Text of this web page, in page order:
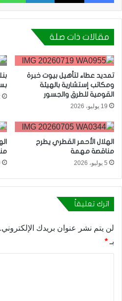
مقالات ذات صلة
تمديد عطاء لتأهيل بيوت خبرة
ومكاتب إستشارية بالهيئة
القومية للطرق والجسور
19 يوليو، 2026
الهلال الأحمر القطري يطرح
مناقصة مهمة
5 يوليو، 2026
اترك تعليقاً
لن يتم نشر عنوان بريدك الإلكتروني.
بـ *